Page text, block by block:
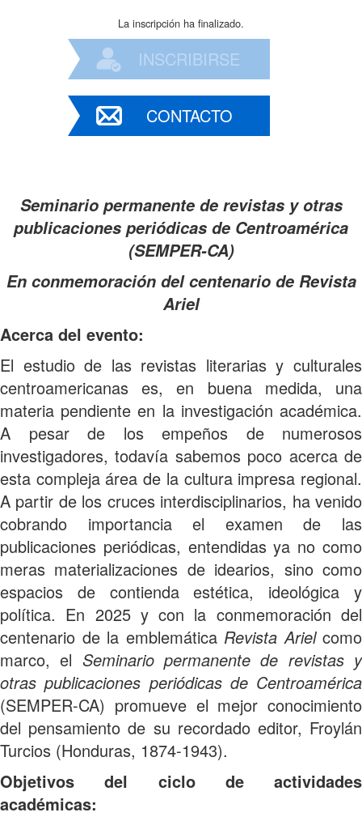
La inscripción ha finalizado.
INSCRIBIRSE
CONTACTO
Seminario permanente de revistas y otras
publicaciones periódicas de Centroamérica
(SEMPER-CA)
En conmemoración del centenario de Revista
Ariel
Acerca del evento:
El estudio de las revistas literarias y culturales
centroamericanas es, en buena medida, una
materia pendiente en la investigación académica.
A pesar de los empeños de numerosos
investigadores, todavía sabemos poco acerca de
esta compleja área de la cultura impresa regional.
A partir de los cruces interdisciplinarios, ha venido
cobrando importancia el examen de las
publicaciones periódicas, entendidas ya no como
meras materializaciones de idearios, sino como
espacios de contienda estética, ideológica y
política. En 2025 y con la conmemoración del
centenario de la emblemática Revista Arielcomo
marco, el Seminario permanente de revistas y
otras publicaciones periódicas de Centroamérica
(SEMPER-CA) promueve el mejor conocimiento
del pensamiento de su recordado editor, Froylán
Turcios (Honduras, 1874-1943).
Objetivos del ciclo de actividades
académicas: